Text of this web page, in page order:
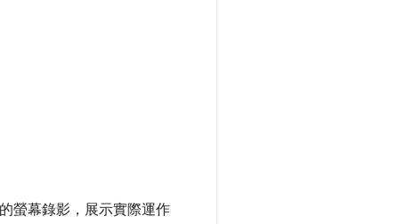
螢幕錄影，展示實際運作